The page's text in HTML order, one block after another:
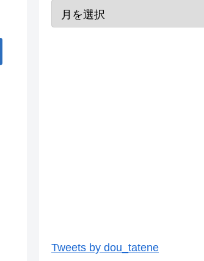
Tweets by dou_tatene